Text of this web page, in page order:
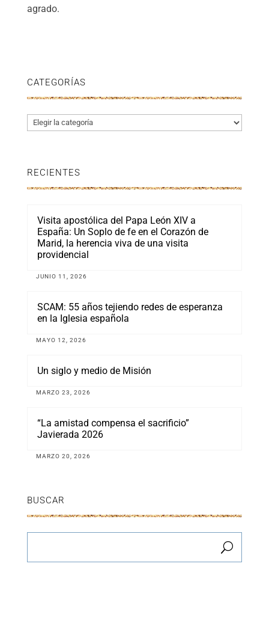
agrado.
CATEGORÍAS
Categorías
RECIENTES
Visita apostólica del Papa León XIV a
España: Un Soplo de fe en el Corazón de
Marid, la herencia viva de una visita
providencial
JUNIO 11, 2026
SCAM: 55 años tejiendo redes de esperanza
en la Iglesia española
MAYO 12, 2026
Un siglo y medio de Misión
MARZO 23, 2026
“La amistad compensa el sacrificio”
Javierada 2026
MARZO 20, 2026
BUSCAR